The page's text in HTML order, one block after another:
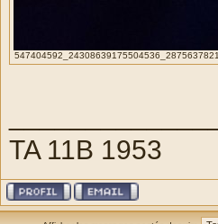
TA 11B 1953